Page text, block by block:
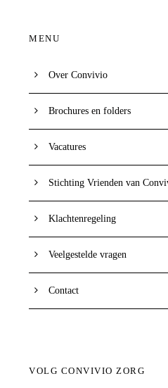
MENU
Over Convivio
Brochures en folders
Vacatures
Stichting Vrienden van
Klachtenregeling
Veelgestelde vragen
Contact
VOLG CONVIVIO ZORG